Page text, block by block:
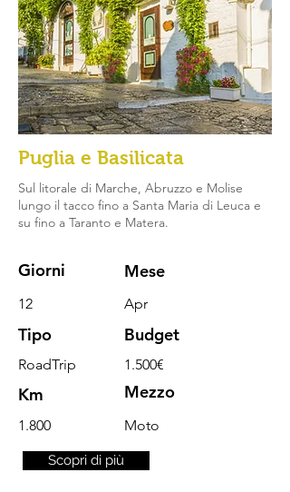
Puglia e Basilicata
Sul litorale di Marche, Abruzzo e Molise
lungo il tacco fino a Santa Maria di Leuca e
su fino a Taranto e Matera.
Giorni Mese
12 Apr
Tipo Budget
RoadTrip 1.500€
Km Mezzo
1.800 Moto
Scopri di più